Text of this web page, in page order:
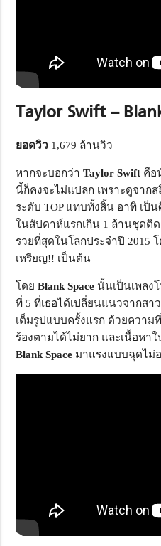
Taylor Swift –
ยอดวิว 1,679 ล้านวิว
หากจะบอกว่าTaylor Swift คือ
นี้ก็คงจะไม่แปลก เพราะดูจาก
ระดับ TOP แทบทั้งสิ้น อาทิ เ
ในสัปดาห์แรกเกิน 1 ล้านชุดติ
รวยที่สุดในโลกประจำปี 2015
เหรียญ!! เป็นต้น
โดยBlank Space นั้นเป็นเพลง
ที่ 5 ที่เธอได้เปลี่ยนแนวจากส
เต็มรูปแบบครั้งแรก ด้วยความ
ร้องตามได้ไม่ยาก และเนื้อหา
Blank Space มาแรงแบบฉุดไม่